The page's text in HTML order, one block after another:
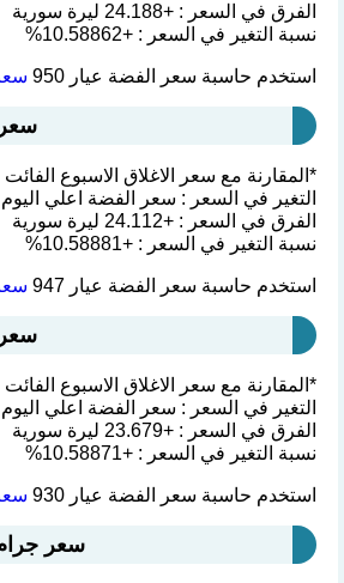
الفرق في السعر : +24.188 ليرة سورية
نسبة التغير في السعر : +10.58862%
استخدم حاسبة سعر الفضة عيار 950 سعر
سعر جرام
*المقارنة مع سعر الاغلاق الاسبوع الفائت
التغير في السعر : سعر الفضة اعلي اليوم
الفرق في السعر : +24.112 ليرة سورية
نسبة التغير في السعر : +10.58881%
استخدم حاسبة سعر الفضة عيار 947 سعر
سعر جرام
*المقارنة مع سعر الاغلاق الاسبوع الفائت
التغير في السعر : سعر الفضة اعلي اليوم
الفرق في السعر : +23.679 ليرة سورية
نسبة التغير في السعر : +10.58871%
استخدم حاسبة سعر الفضة عيار 930 سعر
سعر جرام الفضة